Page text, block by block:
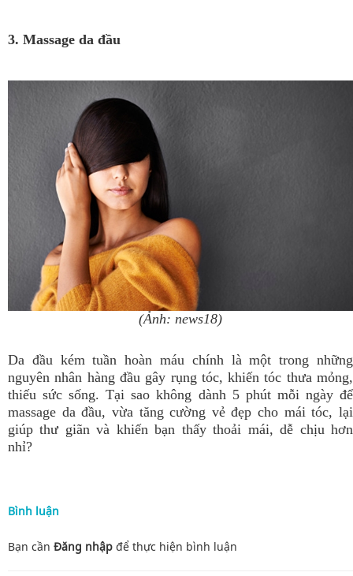
3. Massage da đầu
(Ảnh: news18)
Da đầu kém tuần hoàn máu chính là một trong những
nguyên nhân hàng đầu gây rụng tóc, khiến tóc thưa mỏng,
thiếu sức sống. Tại sao không dành 5 phút mỗi ngày để
massage da đầu, vừa tăng cường vẻ đẹp cho mái tóc, lại
giúp thư giãn và khiến bạn thấy thoải mái, dễ chịu hơn
nhỉ?
Bình luận
Bạn cần Đăng nhập để thực hiện bình luận